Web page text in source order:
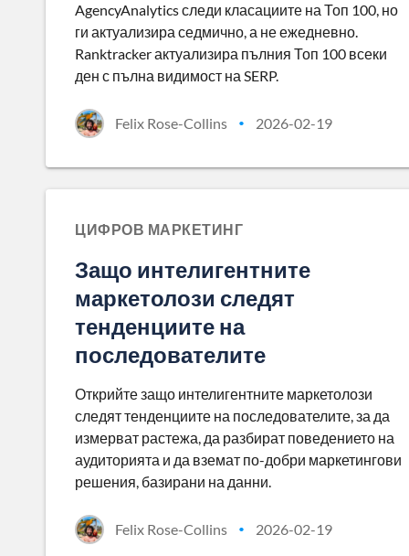
AgencyAnalytics следи класациите на Топ 100, но
ги актуализира седмично, а не ежедневно.
Ranktracker актуализира пълния Топ 100 всеки
ден с пълна видимост на SERP.
Felix Rose-Collins • 2026-02-19
ЦИФРОВ МАРКЕТИНГ
Защо интелигентните
маркетолози следят
тенденциите на
последователите
Открийте защо интелигентните маркетолози
следят тенденциите на последователите, за да
измерват растежа, да разбират поведението на
аудиторията и да вземат по-добри маркетингови
решения, базирани на данни.
Felix Rose-Collins • 2026-02-19